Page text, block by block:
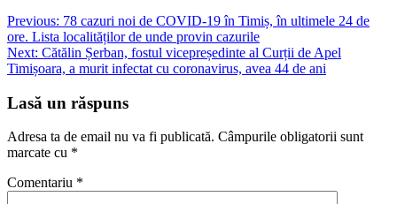
Navigare
în
articole
Previous: 78 cazuri noi de COVID-19 în Timiș, în ultimele 24 de
ore. Lista localităților de unde provin cazurile
Next: Cătălin Șerban, fostul vicepreședinte al Curții de Apel
Timișoara, a murit infectat cu coronavirus, avea 44 de ani
Lasă un răspuns
Adresa ta de email nu va fi publicată. Câmpurile obligatorii sunt
marcate cu *
Comentariu *